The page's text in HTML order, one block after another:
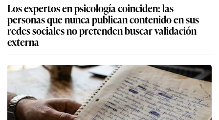
Los expertos en psicología coinciden: las
personas que nunca publican contenido en sus
redes sociales no pretenden buscar validación
externa